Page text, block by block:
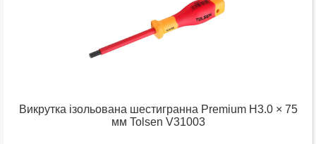
Викрутка ізольована шестигранна Premium H3.0 × 75
мм Tolsen V31003